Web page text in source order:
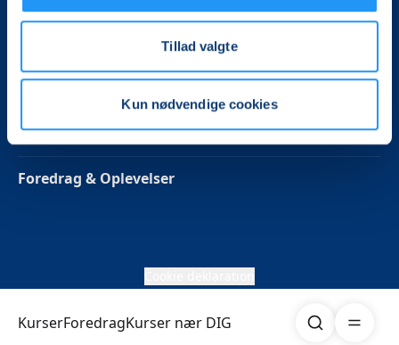
Tillad valgte
Kun nødvendige cookies
KurserForedragKurser nær DIG Søg
Kurser
Foredrag & Oplevelser